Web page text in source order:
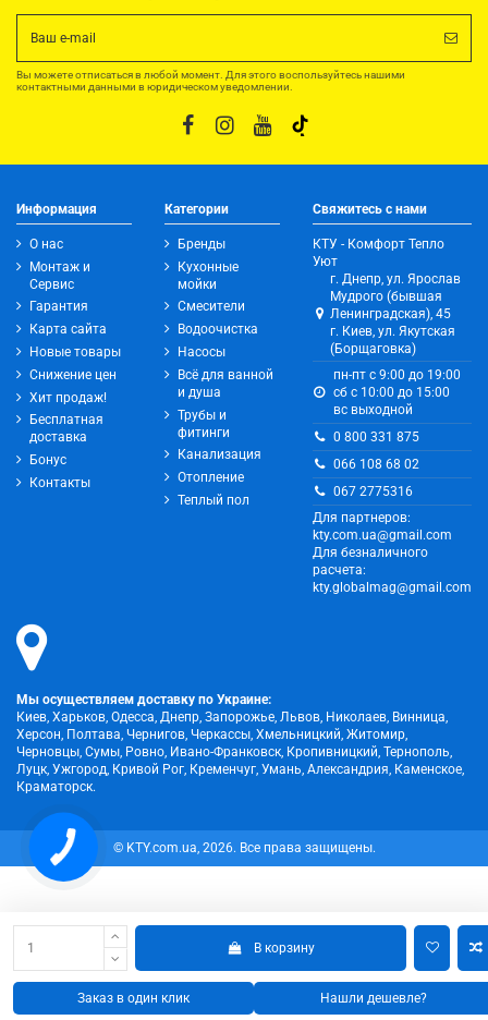
В корзину
Заказ в один клик Нашли дешевле?
Вы можете отписаться в любой момент. Для этого воспользуйтесь нашими
контактными данными в юридическом уведомлении.
Информация
О нас
Монтаж и
Сервис
Гарантия
Карта сайта
Новые товары
Снижение цен
Хит продаж!
Бесплатная
доставка
Бонус
Контакты
Категории
Бренды
Кухонные
мойки
Смесители
Водоочистка
Насосы
Всё для ванной
и душа
Трубы и
фитинги
Канализация
Отопление
Теплый пол
Свяжитесь с нами
КТУ - Комфорт Тепло
Уют
г. Днепр, ул. Ярослав
Мудрого (бывшая
Ленинградская), 45
г. Киев, ул. Якутская
(Борщаговка)
пн-пт с 9:00 до 19:00
сб с 10:00 до 15:00
вс выходной
0 800 331 875
066 108 68 02
067 2775316
Для партнеров:
kty.com.ua@gmail.com
Для безналичного
расчета:
kty.globalmag@gmail.com
Мы осуществляем доставку по Украине:
Киев, Харьков, Одесса, Днепр, Запорожье, Львов, Николаев, Винница,
Херсон, Полтава, Чернигов, Черкассы, Хмельницкий, Житомир,
Черновцы, Сумы, Ровно, Ивано-Франковск, Кропивницкий, Тернополь,
Луцк, Ужгород, Кривой Рог, Кременчуг, Умань, Александрия, Каменское,
Краматорск.
© KTY.com.ua, 2026. Все права защищены.